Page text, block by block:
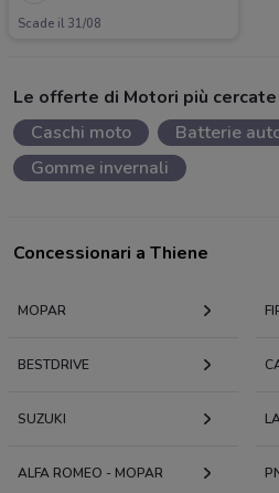
Scade il 31/08
Le offerte di Motori più cercate
Caschi moto
Batterie
Gomme invernali
Concessionari a Thiene
MOPAR
BESTDRIVE
SUZUKI
ALFA ROMEO - MOPAR